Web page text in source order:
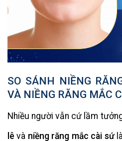
SO SÁNH NIỀNG
VÀ NIỀNG RĂNG MẮC
Nhiều người vẫn cứ lầm
lê và niềng răng mắc cài sứ